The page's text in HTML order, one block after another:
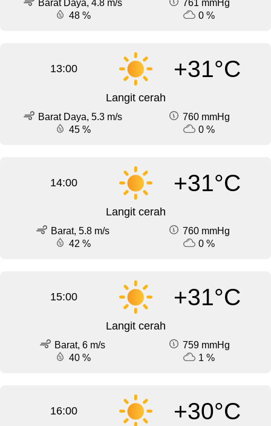
Barat Daya, 4.8 m/s
761 mmHg
48 %
0 %
13:00 +31°C
Langit cerah
Barat Daya, 5.3 m/s
760 mmHg
45 %
0 %
14:00 +31°C
Langit cerah
Barat, 5.8 m/s
760 mmHg
42 %
0 %
15:00 +31°C
Langit cerah
Barat, 6 m/s
759 mmHg
40 %
1 %
16:00 +30°C